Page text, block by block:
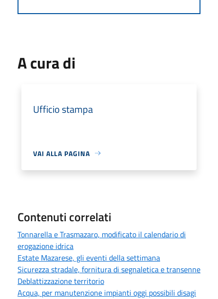
A cura di
Ufficio stampa
VAI ALLA PAGINA
Contenuti correlati
Tonnarella e Trasmazaro, modificato il calendario di
erogazione idrica
Estate Mazarese, gli eventi della settimana
Sicurezza stradale, fornitura di segnaletica e transenne
Deblattizzazione territorio
Acqua, per manutenzione impianti oggi possibili disagi